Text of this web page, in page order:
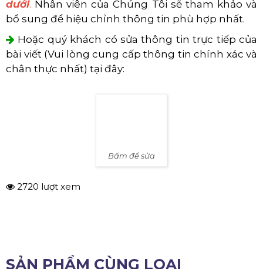
❌❌❌ Tuy nhiên tại thời điểm khảo sát cho đến
hiện tại, các đơn vị này sẽ có sự thay đổi về chất
lượng dịch vụ.
Nếu quý khách thấy thông tin chưa phù hợp
xin vui lònggóp ý bằng cách bình luận ở phía
chân thực nhất) tại đây: